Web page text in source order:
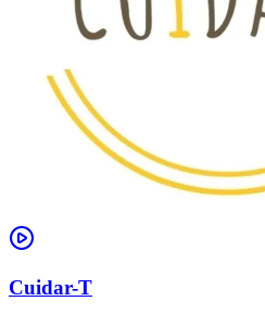
Cuidar-T